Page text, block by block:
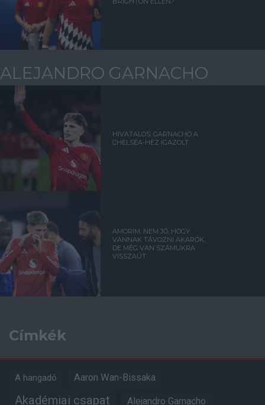
ALEJANDRO GARNACHO
HIVATALOS: GARNACHO A
CHELSEA-HEZ IGAZOLT
AMORIM: NEM JÓ, HOGY
VANNAK TÁVOZNI AKARÓK,
DE MÉG VAN SZÁMUKRA
VISSZAÚT
Címkék
A hangadó Aaron Wan-Bissaka
Akadémiai csapat Alejandro Garnacho